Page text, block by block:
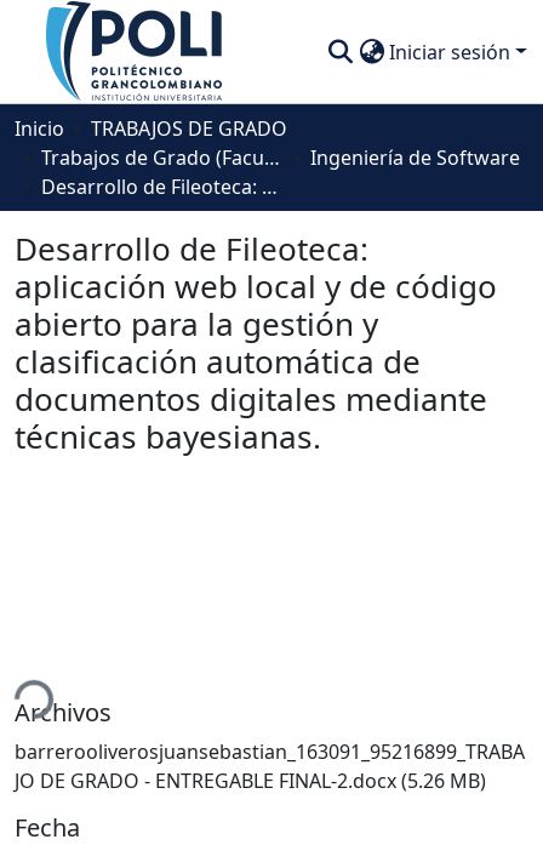
Iniciar sesión
Comunidades
Descubre
Inicio
TRABAJOS DE GRADO
Trabajos de Grado (Facultad Ingeniería, Diseño e Innovación )
Ingeniería de Software
Desarrollo de Fileoteca: aplicación web local y de código abierto para la gestión y clasificación automática de documentos digitales mediante técnicas bayesianas.
Desarrollo de Fileoteca:
aplicación web local y de código
abierto para la gestión y
clasificación automática de
documentos digitales mediante
técnicas bayesianas.
Archivos
barrerooliverosjuansebastian_163091_95216899_TRABA
JO DE GRADO - ENTREGABLE FINAL-2.docx(5.26 MB)
Fecha